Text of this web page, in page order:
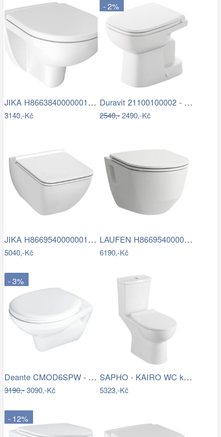
JIKA H8663840000001 - Závěsné WC LYRA +…
3140,-Kč
- 2%
Duravit 21100100002 - Stojící WC D-CODE…
2540,-2490,-Kč
JIKA H8669540000001 - Závěsné WC PURE +…
5040,-Kč
LAUFEN H8669540000001 - Závěsné WC PRO …
6190,-Kč
- 3%
Deante CMOD6SPW - Závěsné WC s prkénkem…
3190,-3090,-Kč
SAPHO - KAIRO WC kombi, zadní odpad,…
5323,-Kč
- 12%